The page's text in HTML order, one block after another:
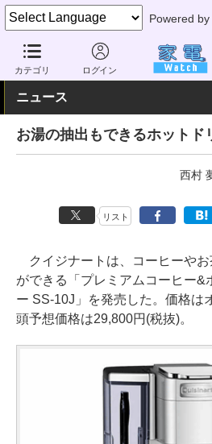
Powered by
カテゴリ ログイン
家電 Watch 生活家電 キッチン家電
ニュース
お湯の抽出もできるホットド
西村
リスト
クイジナートは、コーヒーやお
ができる「プレミアムコーヒー&
ー SS-10J」を発売した。価格は
頭予想価格は29,800円(税抜)。